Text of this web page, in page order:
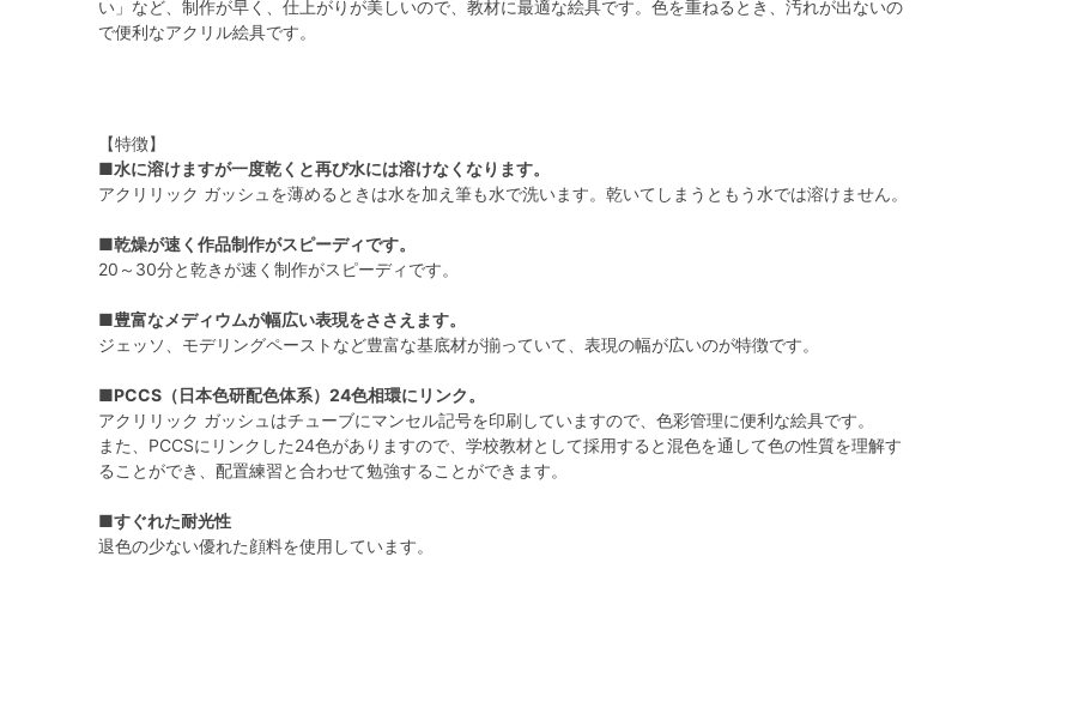
い」など、制作が早く、仕上がりが美しいので、教材に最適な絵具です。色を重ねるとき、汚れが出ないの
で便利なアクリル絵具です。
【特徴】
■水に溶けますが一度乾くと再び水には溶けなくなります。
アクリリック ガッシュを薄めるときは水を加え筆も水で洗います。乾いてしまうともう水では溶けません。
■乾燥が速く作品制作がスピーディです。
20～30分と乾きが速く制作がスピーディです。
■豊富なメディウムが幅広い表現をささえます。
ジェッソ、モデリングペーストなど豊富な基底材が揃っていて、表現の幅が広いのが特徴です。
■PCCS（日本色研配色体系）24色相環にリンク。
アクリリック ガッシュはチューブにマンセル記号を印刷していますので、色彩管理に便利な絵具です。
また、PCCSにリンクした24色がありますので、学校教材として採用すると混色を通して色の性質を理解す
ることができ、配置練習と合わせて勉強することができます。
■すぐれた耐光性
退色の少ない優れた顔料を使用しています。